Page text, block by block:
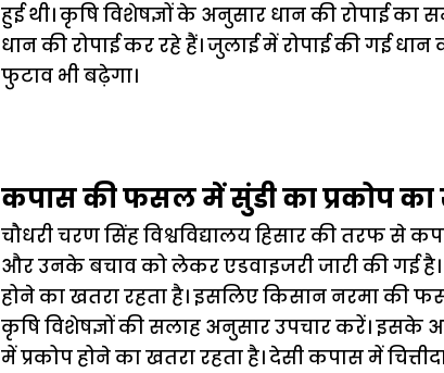
हुई थी। कृषि विशेषज्ञों के अनुसार धान की रोपाई का
धान की रोपाई कर रहे हैं। जुलाई में रोपाई की गई
फुटाव भी बढ़ेगा।
कपास की फसल में सुंडी का प्रकोप का
चौधरी चरण सिंह विश्वविद्यालय हिसार की तरफ से
और उनके बचाव को लेकर एडवाइजरी जारी की गई
होने का खतरा रहता है। इसलिए किसान नरमा की
कृषि विशेषज्ञों की सलाह अनुसार उपचार करें।
में प्रकोप होने का खतरा रहता है। देसी कपास में